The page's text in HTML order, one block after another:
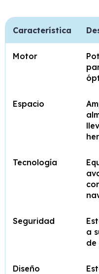
Característica
Motor
Espacio
Tecnología
Seguridad
a
de
Diseño